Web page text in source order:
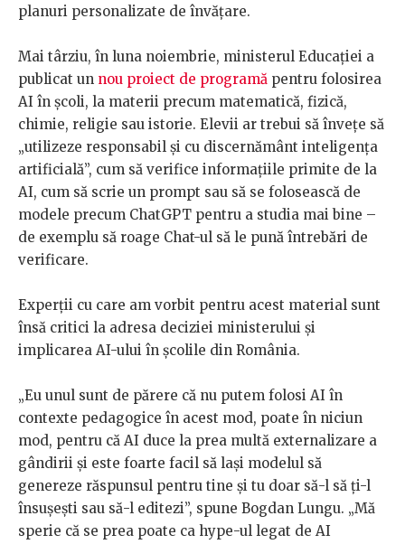
planuri personalizate de învățare.
Mai târziu, în luna noiembrie, ministerul Educației a
publicat un nou proiect de programă pentru folosirea
AI în școli, la materii precum matematică, fizică,
chimie, religie sau istorie. Elevii ar trebui să învețe să
„utilizeze responsabil și cu discernământ inteligența
artificială”, cum să verifice informațiile primite de la
AI, cum să scrie un prompt sau să se folosească de
modele precum ChatGPT pentru a studia mai bine –
de exemplu să roage Chat-ul să le pună întrebări de
verificare.
Experții cu care am vorbit pentru acest material sunt
însă critici la adresa deciziei ministerului și
implicarea AI-ului în școlile din România.
„Eu unul sunt de părere că nu putem folosi AI în
contexte pedagogice în acest mod, poate în niciun
mod, pentru că AI duce la prea multă externalizare a
gândirii și este foarte facil să lași modelul să
genereze răspunsul pentru tine și tu doar să-l să ți-l
însușești sau să-l editezi”, spune Bogdan Lungu. „Mă
sperie că se prea poate ca hype-ul legat de AI